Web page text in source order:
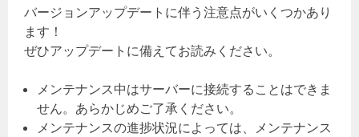
バージョンアップデートに伴う注意点がいくつかあり
ます！
ぜひアップデートに備えてお読みください。
メンテナンス中はサーバーに接続することはできま
せん。あらかじめご了承ください。
メンテナンスの進捗状況によっては、メンテナンス